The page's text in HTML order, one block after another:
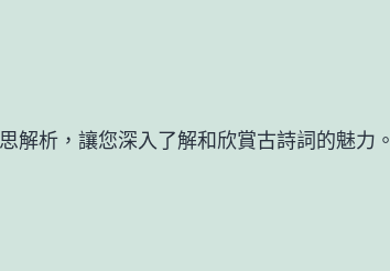
解析，讓您深入了解和欣賞古詩詞的魅力。